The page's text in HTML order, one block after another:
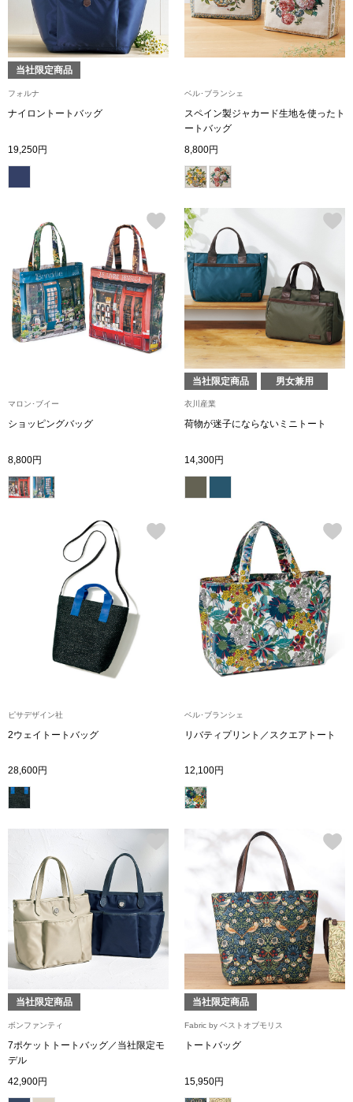
ール／酒
ランド
コート
ポロシャツ
シャツ／ブラ
タンクトップ
ベスト
スーツ
その他
ボトムス
スカート
パンツ／スラ
当社限定商品
フォルナ
ナイロントートバッグ
19,250円
ベル･ブランシェ
スペイン製ジャカード生地を使ったト
ートバッグ
8,800円
マロン･ブイー
ショッピングバッグ
8,800円
当社限定商品 男女兼用
衣川産業
荷物が迷子にならないミニトート
14,300円
ピサデザイン社
2ウェイトートバッグ
28,600円
ベル･ブランシェ
リバティプリント／スクエアトート
12,100円
当社限定商品
ボンファンティ
7ポケットトートバッグ／当社限定モ
デル
42,900円
当社限定商品
Fabric by ベストオブモリス
トートバッグ
15,950円